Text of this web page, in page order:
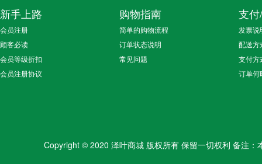
新手上路
会员注册
顾客必读
会员等级折扣
会员注册协议
购物指南
简单的购物流程
订单状态说明
常见问题
支
发票说
配送方
支付方
订单何
Copyright © 2020 泽叶商城 版权所有 保留一切权利 备注